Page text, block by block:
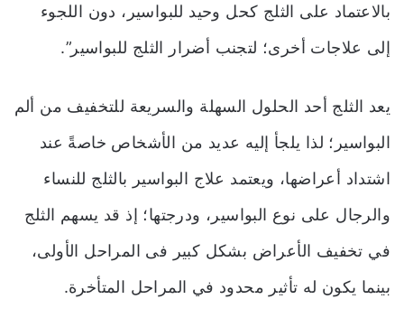
بالاعتماد على الثلج كحل وحيد للبواسير، دون اللجوء
إلى علاجات أخرى؛ لتجنب أضرار الثلج للبواسير”.
يعد الثلج أحد الحلول السهلة والسريعة للتخفيف من ألم
البواسير؛ لذا يلجأ إليه عديد من الأشخاص خاصةً عند
اشتداد أعراضها، ويعتمد علاج البواسير بالثلج للنساء
والرجال على نوع البواسير، ودرجتها؛ إذ قد يسهم الثلج
في تخفيف الأعراض بشكل كبير فى المراحل الأولى،
بينما يكون له تأثير محدود في المراحل المتأخرة.